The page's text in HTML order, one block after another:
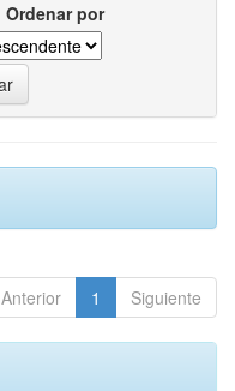
Ordenar por
Anterior 1 Siguiente